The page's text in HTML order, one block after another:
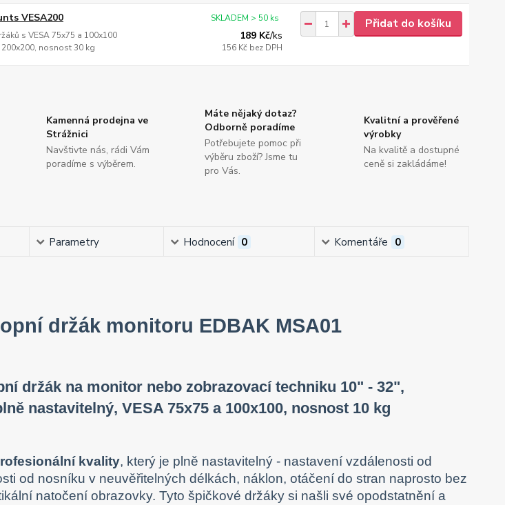
VESA200
s VESA 75x75 a 100x100
200x200, nosnost 30 kg
189 Kč/ks
156 Kč bez DPH
SKLADEM > 50 ks Přidat do košíku
Kamenná prodejna ve
Strážnici
Navštivte nás, rádi Vám
poradíme s výběrem.
Máte nějaký dotaz?
Odborně poradíme
Potřebujete pomoc při
výběru zboží? Jsme tu
pro Vás.
Kvalitní a prověřené
výrobky
Na kvalitě a dostupné
ceně si zakládáme!
Parametry Hodnocení 0 Komentáře 0
držák monitoru EDBAK MSA01
držák na monitor nebo zobrazovací techniku 10" - 32",
nastavitelný, VESA 75x75 a 100x100, nosnost 10 kg
kvality, který je plně nastavitelný - nastavení vzdálenosti od
od nosníku v neuvěřitelných délkách, náklon, otáčení do stran naprosto bez
natočení obrazovky. Tyto špičkové držáky si našli své opodstatnění a